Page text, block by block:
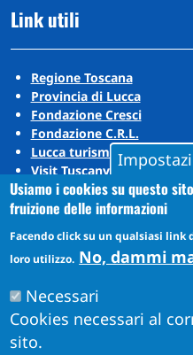
Link utili
Regione Toscana
Provincia di Lucca
Fondazione Cresci
Fondazione C.R.L.
Lucca turismo
Visit Tuscany
Puccini Lands
Social media
YouTube
Usiamo i cookies su questo
fruizione delle informazioni
Facendo click su un qualsiasi link
loro utilizzo. No, dammi
Necessari
Cookies necessari al
sito.